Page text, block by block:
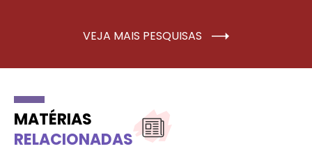
VEJA MAIS PESQUISAS
MATÉRIAS
RELACIONADAS